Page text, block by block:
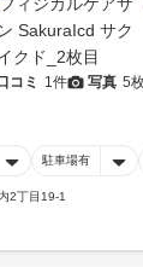
コミ 1件 写真 5
駐車場有
2丁目19-1